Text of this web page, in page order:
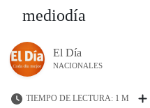
mediodía
El Día
NACIONALES
TIEMPO DE LECTURA: 1 M